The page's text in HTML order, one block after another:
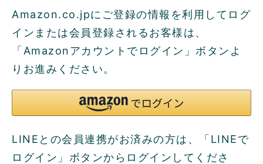
Amazon.co.jpにご登録の情報を利用してログ
インまたは会員登録されるお客様は、
「Amazonアカウントでログイン」ボタンよ
りお進みください。
LINEとの会員連携がお済みの方は、「LINEで
ログイン」ボタンからログインしてくださ